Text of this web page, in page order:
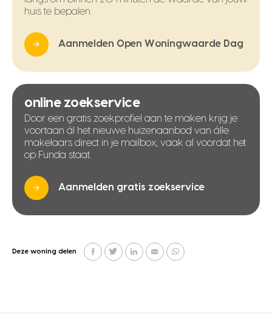
huis te bepalen.
Aanmelden Open Woningwaarde Dag
online zoekservice
Door een gratis zoekprofiel aan te maken krijg je
voortaan ál het nieuwe huizenaanbod van álle
makelaars direct in je mailbox, vaak al voordat het
op Funda staat.
Aanmelden gratis zoekservice
Deze woning delen